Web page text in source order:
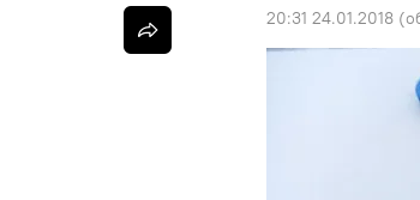
20:31 24.01.2018